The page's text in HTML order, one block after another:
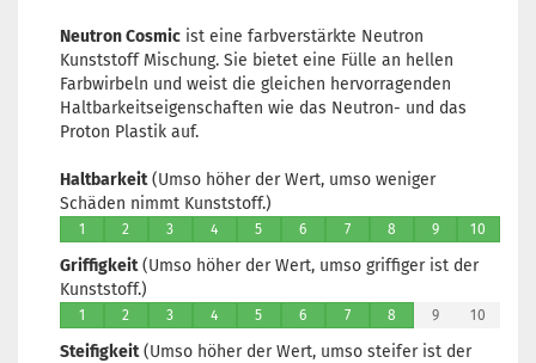
Neutron Cosmic ist eine farbverstärkte Neutron
Kunststoff Mischung. Sie bietet eine Fülle an hellen
Farbwirbeln und weist die gleichen hervorragenden
Haltbarkeitseigenschaften wie das Neutron- und das
Proton Plastik auf.
Haltbarkeit(Umso höher der Wert, umso weniger
Schäden nimmt Kunststoff.)
1 2 3 4 5 6 7 8 9 10
Griffigkeit(Umso höher der Wert, umso griffiger ist der
Kunststoff.)
1 2 3 4 5 6 7 8 9 10
Steifigkeit(Umso höher der Wert, umso steifer ist der